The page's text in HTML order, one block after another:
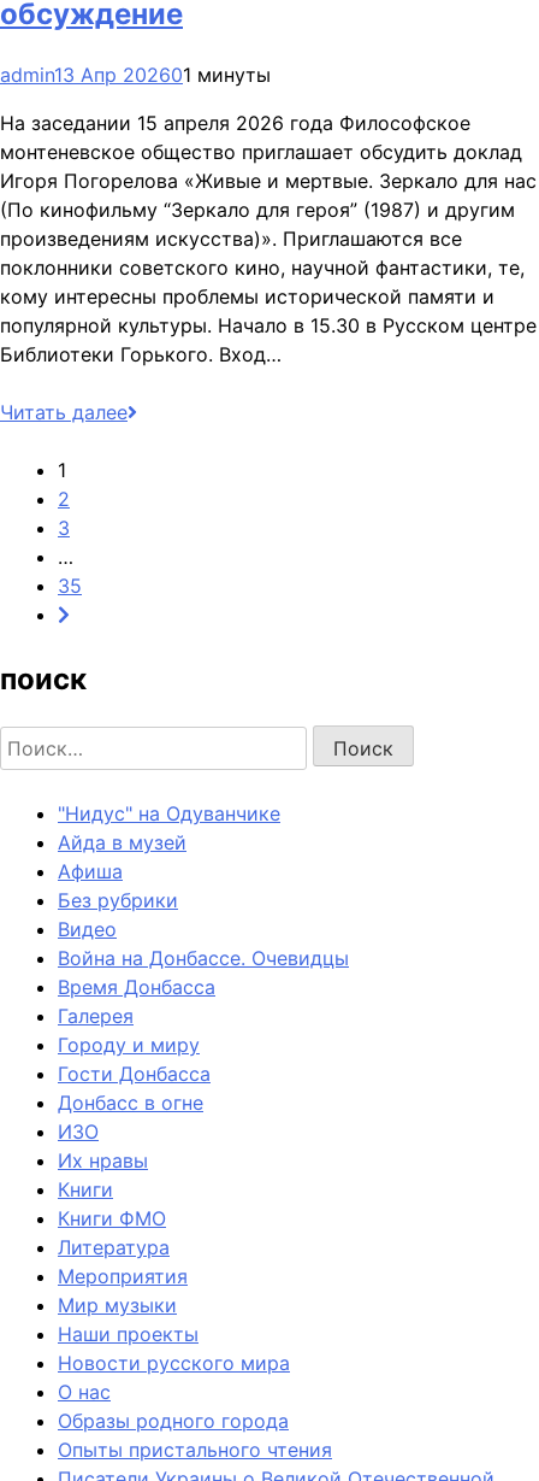
обсуждение
admin13 Апр 202601 минуты
На заседании 15 апреля 2026 года Философское
монтеневское общество приглашает обсудить доклад
Игоря Погорелова «Живые и мертвые. Зеркало для нас
(По кинофильму “Зеркало для героя” (1987) и другим
произведениям искусства)». Приглашаются все
поклонники советского кино, научной фантастики, те,
кому интересны проблемы исторической памяти и
популярной культуры. Начало в 15.30 в Русском центре
Библиотеки Горького. Вход…
Читать далее
1
2
3
…
35
поиск
Найти:
"Нидус" на Одуванчике
Айда в музей
Афиша
Без рубрики
Видео
Война на Донбассе. Очевидцы
Время Донбасса
Галерея
Городу и миру
Гости Донбасса
Донбасс в огне
ИЗО
Их нравы
Книги
Книги ФМО
Литература
Мероприятия
Мир музыки
Наши проекты
Новости русского мира
О нас
Образы родного города
Опыты пристального чтения